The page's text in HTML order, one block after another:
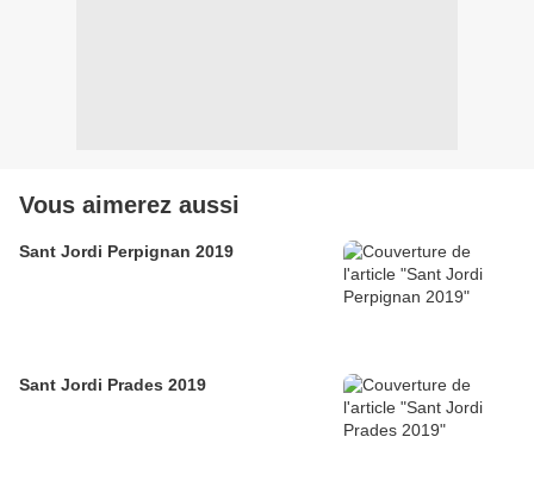
Vous aimerez aussi
Sant Jordi Perpignan 2019
Sant Jordi Prades 2019